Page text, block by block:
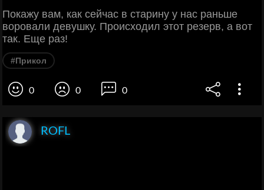
Покажу вам, как сейчас в старину у нас раньше
воровали девушку. Происходил этот резерв, а вот
так. Еще раз!
#Прикол
0 0 0
ROFL